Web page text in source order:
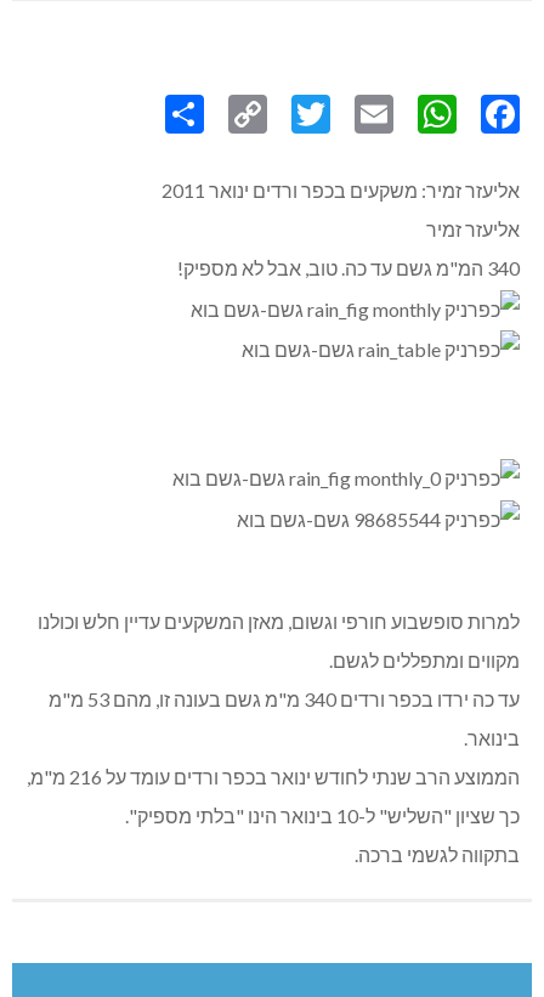
Link
אליעזר זמיר: משקעים בכפר ורדים ינואר 2011
אליעזר זמיר
340 המ"מ גשם עד כה. טוב, אבל לא מספיק!
למרות סופשבוע חורפי וגשום, מאזן המשקעים עדיין חלש וכולנו
מקווים ומתפללים לגשם.
עד כה ירדו בכפר ורדים 340 מ"מ גשם בעונה זו, מהם 53 מ"מ
בינואר.
הממוצע הרב שנתי לחודש ינואר בכפר ורדים עומד על 216 מ"מ,
כך שציון "השליש" ל-10 בינואר הינו "בלתי מספיק".
בתקווה לגשמי ברכה.